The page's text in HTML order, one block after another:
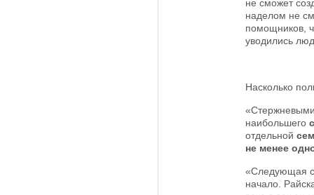
не сможет
наделом не
помощников,
уводились
Насколько
наибольшего
отдельной
не менее
«Следующая
начало.